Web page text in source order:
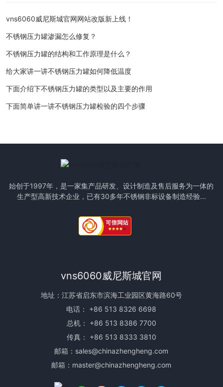
vns6060威尼斯城官网网站改版新上线！
不锈钢压力罐渗漏怎么修复？
不锈钢压力罐的结构和工作原理是什么？
给大家讲一讲不锈钢压力罐如何降低温度
下面介绍下不锈钢压力罐的类型以及主要的作用
下面简单讲一讲不锈钢压力罐检验的四个步骤
始创于1997年，是一家集产品研发、设计制造及售后服务为一体的
生产型高新技术企业，已有30多年不锈钢非标设备制造经验...
vns6060威尼斯城官网
地址：江苏省启东市滨海工业园区黄海路60号
电话： +86 513 8326 6698
总机： +86 513 8386 7700
传真： +86 513 8333 3810
邮箱： sales@chinazhengheng.com
邮箱： master@chinazhengheng.com